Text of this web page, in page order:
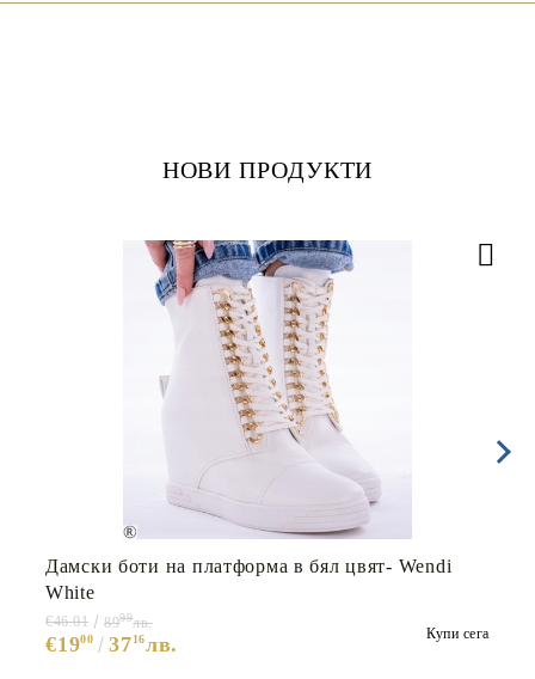
НОВИ ПРОДУКТИ
Дамски боти на платформа в бял цвят- Wendi
White
€1900 3716лв.
€46.01 8999лв.
Купи сега